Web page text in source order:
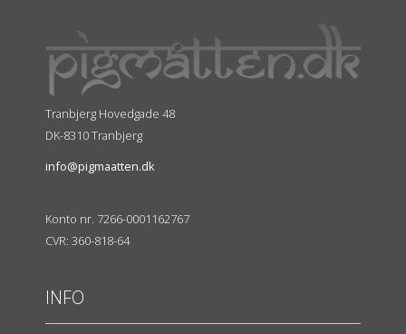
Tranbjerg Hovedgade 48
DK-8310 Tranbjerg
info@pigmaatten.dk
Konto nr. 7266-0001162767
CVR: 360-818-64
INFO